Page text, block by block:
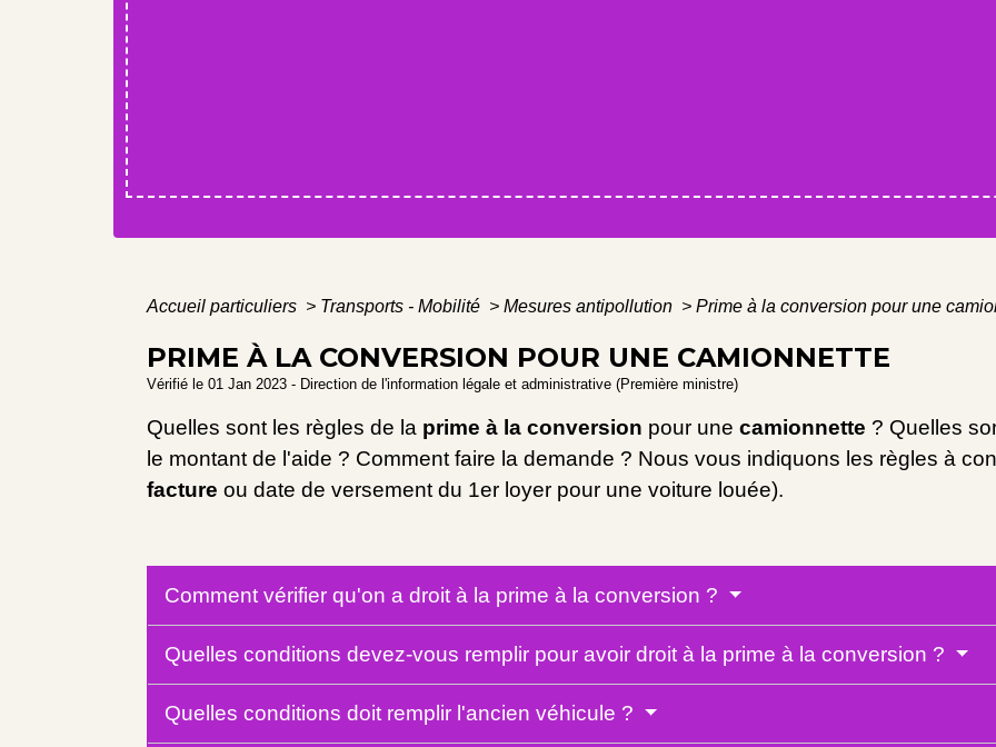
Accueil particuliers > Transports - Mobilité > Mesures antipollution > Prime à la conversion pour une
PRIME À LA CONVERSION POUR UNE CAMIONNETTE
Vérifié le 01 Jan 2023 - Direction de l'information légale et administrative (Première ministre)
Quelles sont les règles de la prime à la conversion pour une camionnette ? Quelles
le montant de l'aide ? Comment faire la demande ? Nous vous indiquons les règles à
facture ou date de versement du 1er loyer pour une voiture louée).
Comment vérifier qu'on a droit à la prime à la conversion ?
Quelles conditions devez-vous remplir pour avoir droit à la prime à la conversion ?
Quelles conditions doit remplir l'ancien véhicule ?